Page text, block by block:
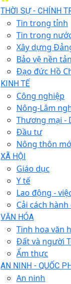
THỜI SỰ - CHÍNH
Tin trong tỉnh
Tin trong
Xây dựng
Bảo vệ nền
Đạo đức Hồ
KINH TẾ
Công nghiệp
Nông-Lâm
Thương mại -
Đầu tư
Nông thôn
XÃ HỘI
Giáo dục
Y tế
Lao động -
Cải cách
VĂN HÓA
Tinh hoa văn
Đất và người
Ẩm thực
AN NINH - QUỐC
An ninh